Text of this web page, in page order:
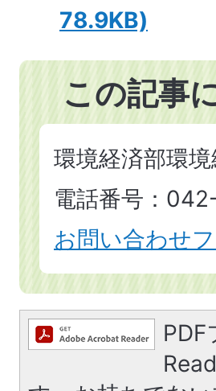
78.9KB)
この記事
環境経済部環
電話番号：
お問い合わせ